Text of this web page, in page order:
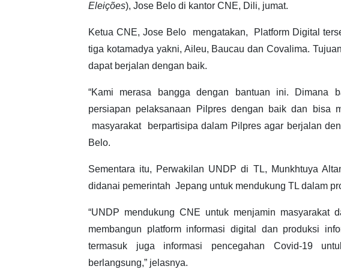
Eleições), Jose Belo di kantor CNE, Dili, jumat.
Ketua CNE, Jose Belo mengatakan, Platform Digital
tiga kotamadya yakni, Aileu, Baucau dan Covalima.
dapat berjalan dengan baik.
“Kami merasa bangga dengan bantuan ini. Dimana
persiapan pelaksanaan Pilpres dengan baik dan bisa
masyarakat berpartisipa dalam Pilpres agar berjalan
Belo.
Sementara itu, Perwakilan UNDP di TL, Munkhtuya
didanai pemerintah Jepang untuk mendukung TL dalam
“UNDP mendukung CNE untuk menjamin masyarakat
membangun platform informasi digital dan produksi
termasuk juga informasi pencegahan Covid-19
berlangsung,” jelasnya.